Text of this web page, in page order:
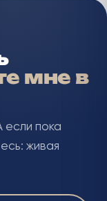
мне в
пока
живая